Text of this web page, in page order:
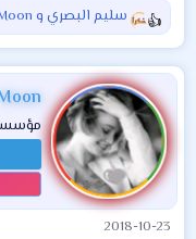
ا
ل
ت
ف
ا
ع
ل
ا
ت
:
سليم البصري و
مؤسسة
2018-10-23